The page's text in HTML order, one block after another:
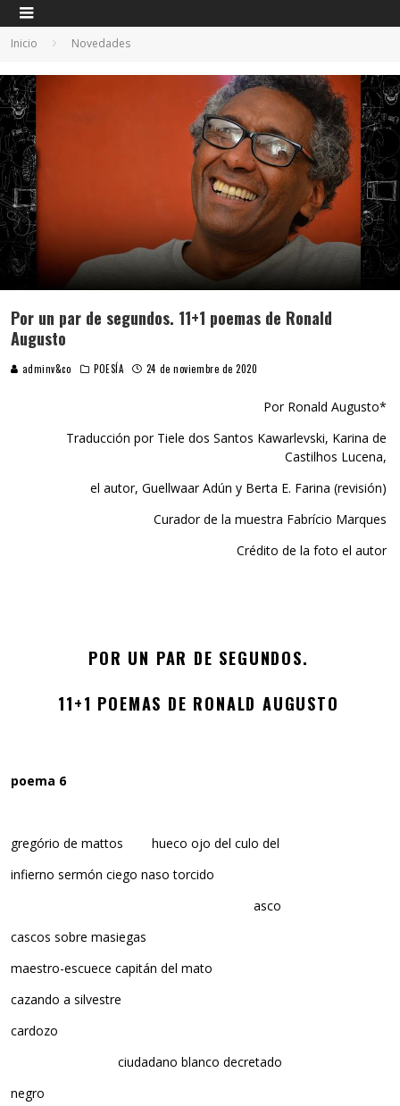
Inicio Novedades
Por un par de segundos. 11+1 poemas de Ronald
Augusto
adminv&co POESÍA 24 de noviembre de 2020
Por Ronald Augusto*
Traducción por Tiele dos Santos Kawarlevski, Karina de
Castilhos Lucena,
el autor, Guellwaar Adún y Berta E. Farina (revisión)
Curador de la muestra Fabrício Marques
Crédito de la foto el autor
POR UN PAR DE SEGUNDOS.
11+1 POEMAS DE RONALD AUGUSTO
poema 6
gregório de mattos hueco ojo del culo del
infierno sermón ciego naso torcido
asco
cascos sobre masiegas
maestro-escuece capitán del mato
cazando a silvestre
cardozo
ciudadano blanco decretado
negro